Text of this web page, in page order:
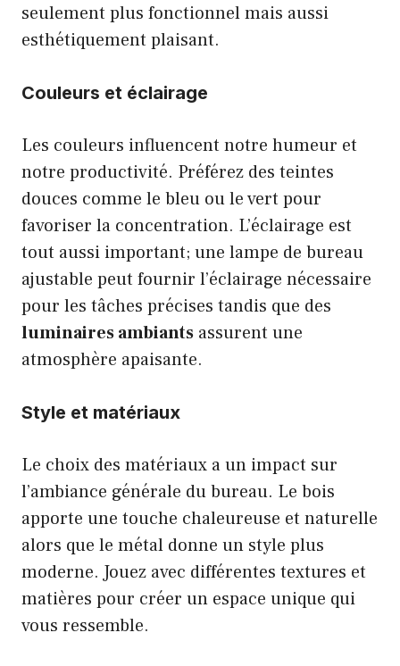
seulement plus fonctionnel mais aussi
esthétiquement plaisant.
Couleurs et éclairage
Les couleurs influencent notre humeur et
notre productivité. Préférez des teintes
douces comme le bleu ou le vert pour
favoriser la concentration. L’éclairage est
tout aussi important; une lampe de bureau
ajustable peut fournir l’éclairage nécessaire
pour les tâches précises tandis que des
luminaires ambiants assurent une
atmosphère apaisante.
Style et matériaux
Le choix des matériaux a un impact sur
l’ambiance générale du bureau. Le bois
apporte une touche chaleureuse et naturelle
alors que le métal donne un style plus
moderne. Jouez avec différentes textures et
matières pour créer un espace unique qui
vous ressemble.